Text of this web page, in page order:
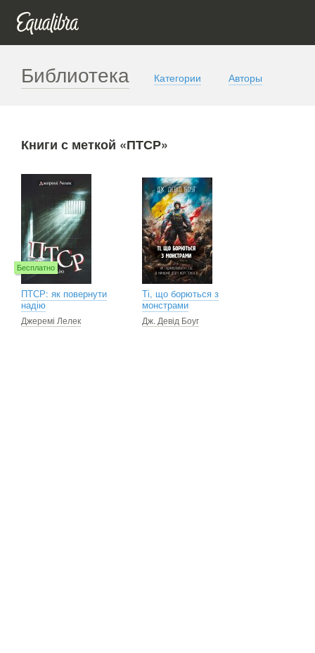
Библиотека Категории Авторы
Книги с меткой «ПТСР»
Бесплатно
ПТСР: як повернути
надію
Джеремі Лелек
Ті, що борються з
монстрами
Дж. Девід Боуг